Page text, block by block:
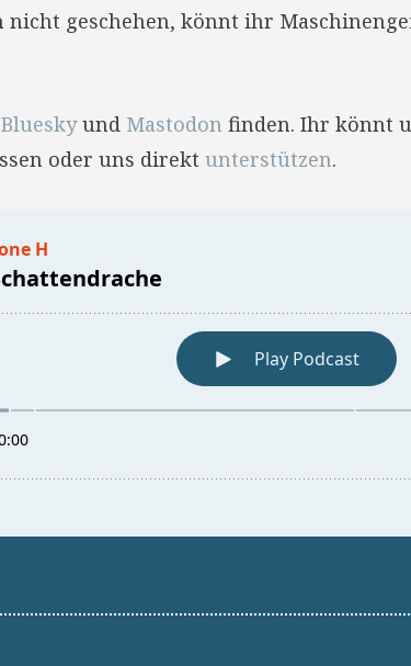
nicht geschehen, könnt ihr
Blueskyund Mastodon finden. Ihr könnt
oder uns direkt unterstützen.